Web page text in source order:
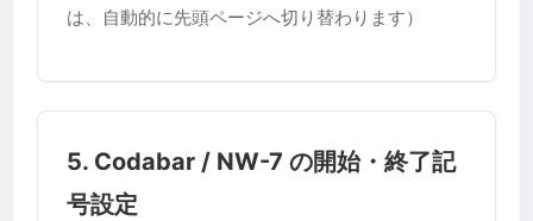
は、自動的に先頭ページへ切り替わります）
5. Codabar / NW-7 の開始・終了記
号設定